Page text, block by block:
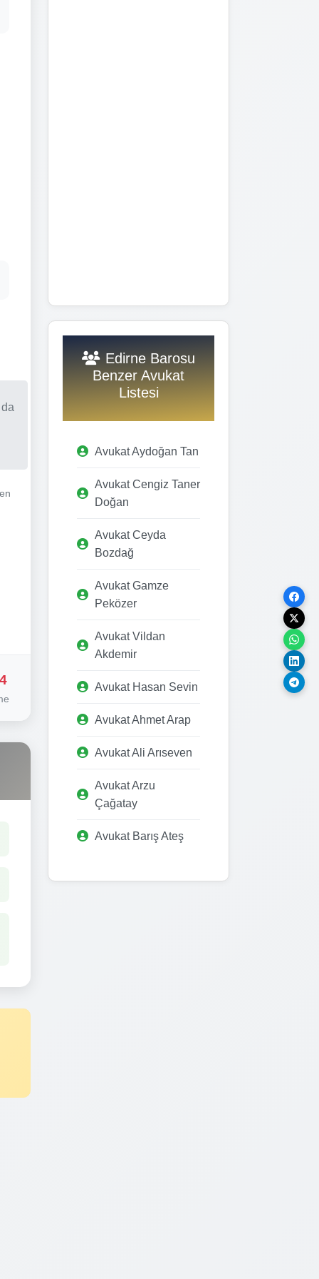
Edirne Barosu
Benzer Avukat
Listesi
Avukat Aydoğan Tan
Avukat Cengiz Taner
Doğan
Avukat Ceyda
Bozdağ
Avukat Gamze
Peközer
Avukat Vildan
Akdemir
Avukat Hasan Sevin
Avukat Ahmet Arap
Avukat Ali Arıseven
Avukat Arzu
Çağatay
Avukat Barış Ateş